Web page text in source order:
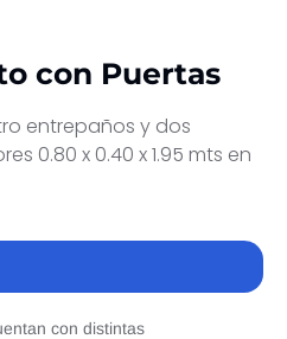
con Puertas
entrepaños y dos
0.80 x 0.40 x 1.95 mts en
con distintas